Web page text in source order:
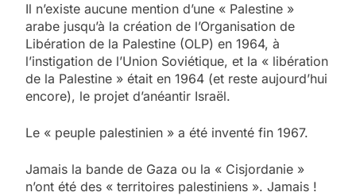
Il n’existe aucune mention d’une « Palestine »
arabe jusqu’à la création de l’Organisation de
Libération de la Palestine (OLP) en 1964, à
l’instigation de l’Union Soviétique, et la « libération
de la Palestine » était en 1964 (et reste aujourd’hui
encore), le projet d’anéantir Israël.
Le « peuple palestinien » a été inventé fin 1967.
Jamais la bande de Gaza ou la « Cisjordanie »
n’ont été des « territoires palestiniens ». Jamais !